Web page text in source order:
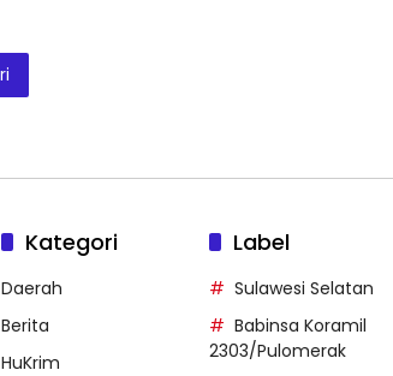
Kategori
Daerah
Berita
HuKrim
Label
Sulawesi Selatan
Babinsa Koramil
2303/Pulomerak